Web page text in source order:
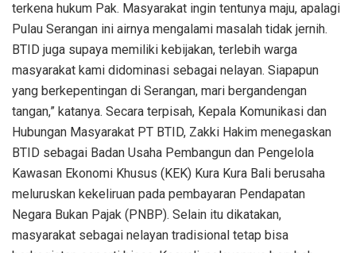
terkena hukum Pak. Masyarakat ingin tentunya maju, apalagi
Pulau Serangan ini airnya mengalami masalah tidak jernih.
BTID juga supaya memiliki kebijakan, terlebih warga
masyarakat kami didominasi sebagai nelayan. Siapapun
yang berkepentingan di Serangan, mari bergandengan
tangan,” katanya. Secara terpisah, Kepala Komunikasi dan
Hubungan Masyarakat PT BTID, Zakki Hakim menegaskan
BTID sebagai Badan Usaha Pembangun dan Pengelola
Kawasan Ekonomi Khusus (KEK) Kura Kura Bali berusaha
meluruskan kekeliruan pada pembayaran Pendapatan
Negara Bukan Pajak (PNBP). Selain itu dikatakan,
masyarakat sebagai nelayan tradisional tetap bisa